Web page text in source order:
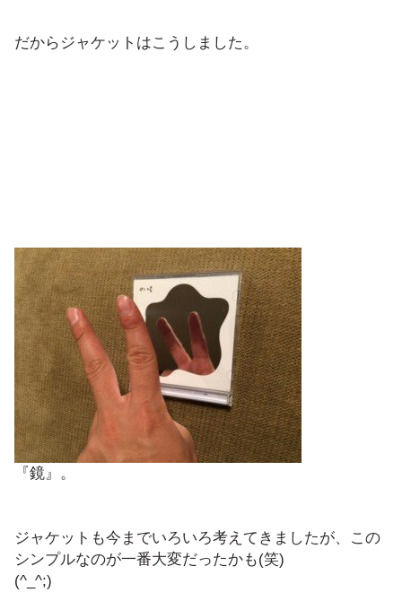
だからジャケットはこうしました。
『鏡』。
ジャケットも今までいろいろ考えてきましたが、この
シンプルなのが一番大変だったかも(笑)
(^_^;)